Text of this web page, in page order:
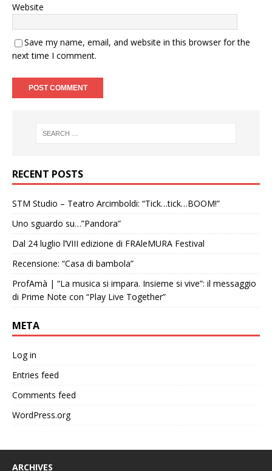
Website
Save my name, email, and website in this browser for the
next time I comment.
RECENT POSTS
STM Studio – Teatro Arcimboldi: “Tick…tick…BOOM!”
Uno sguardo su…”Pandora”
Dal 24 luglio l’VIII edizione di FRAleMURA Festival
Recensione: “Casa di bambola”
ProfAmà | “La musica si impara. Insieme si vive”: il messaggio
di Prime Note con “Play Live Together”
META
Log in
Entries feed
Comments feed
WordPress.org
ARCHIVES